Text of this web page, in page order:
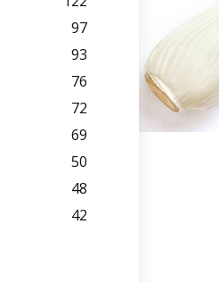
97
93
76
72
69
50
48
42